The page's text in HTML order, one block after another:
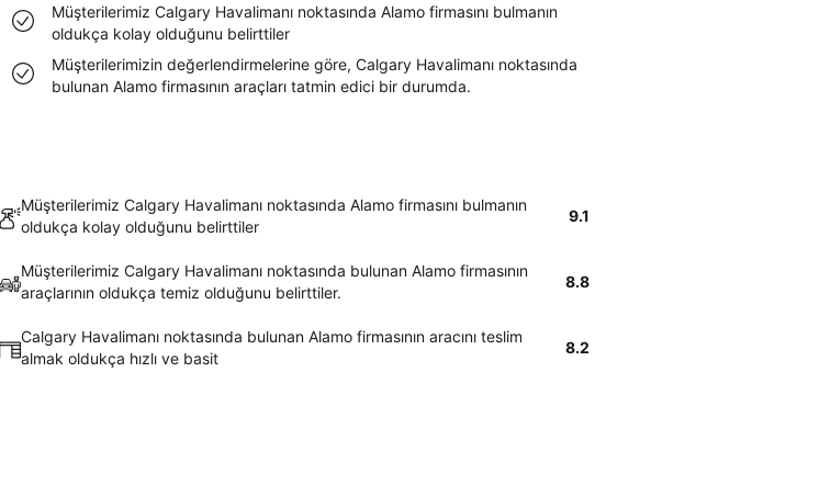
Müşterilerimiz Calgary Havalimanı noktasında Alamo firmasını bulmanın
oldukça kolay olduğunu belirttiler
Müşterilerimizin değerlendirmelerine göre, Calgary Havalimanı noktasında
bulunan Alamo firmasının araçları tatmin edici bir durumda.
Müşterilerimiz Calgary Havalimanı noktasında Alamo firmasını bulmanın
oldukça kolay olduğunu belirttiler
9.1
Müşterilerimiz Calgary Havalimanı noktasında bulunan Alamo firmasının
araçlarının oldukça temiz olduğunu belirttiler.
8.8
Calgary Havalimanı noktasında bulunan Alamo firmasının aracını teslim
almak oldukça hızlı ve basit
8.2